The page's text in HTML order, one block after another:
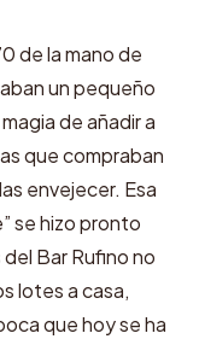
de la mano de
un pequeño
de añadir a
que compraban
envejecer. Esa
se hizo pronto
Bar Rufino no
lotes a casa,
que hoy se ha